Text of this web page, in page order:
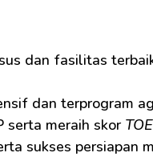
dan fasilitas
dan terprogram
serta meraih skor
sukses persiapan